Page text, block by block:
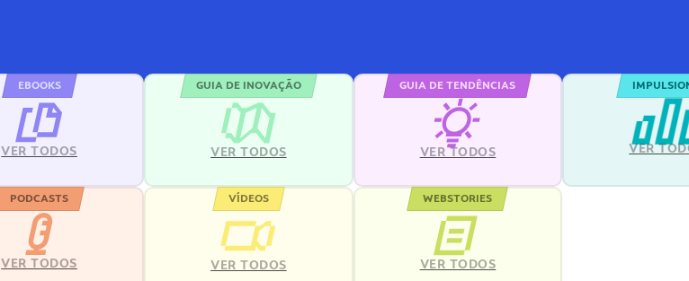
EBOOKS
VER TODOS
GUIA DE INOVAÇÃO
VER TODOS
GUIA DE TENDÊNCIAS
VER TODOS VER
PODCASTS
VER TODOS
VÍDEOS
VER TODOS
WEBSTORIES
VER TODOS